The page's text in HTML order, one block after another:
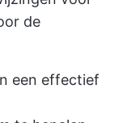
de
een effectief